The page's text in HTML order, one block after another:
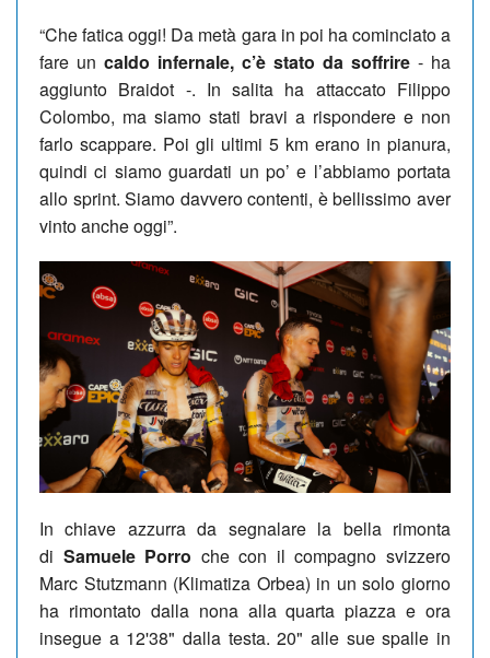
“Che fatica oggi! Da metà gara in poi ha cominciato a
fare un caldo infernale, c’è stato da soffrire - ha
aggiunto Braidot -. In salita ha attaccato Filippo
Colombo, ma siamo stati bravi a rispondere e non
farlo scappare. Poi gli ultimi 5 km erano in pianura,
quindi ci siamo guardati un po’ e l’abbiamo portata
allo sprint. Siamo davvero contenti, è bellissimo aver
vinto anche oggi”.
In chiave azzurra da segnalare la bella rimonta
di Samuele Porro che con il compagno svizzero
Marc Stutzmann (Klimatiza Orbea) in un solo giorno
ha rimontato dalla nona alla quarta piazza e ora
insegue a 12'38" dalla testa. 20" alle sue spalle in